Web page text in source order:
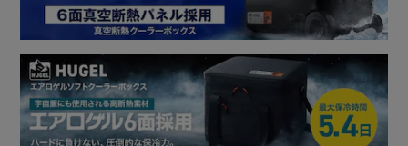
家電メーカーアイリスオーヤマだからこそ実現できた保冷力
で、冷蔵庫の技術を利用した6面すべてに真空断熱パネルを
採用しています。
真空断熱パネルと発泡ウレタンの2つの断熱材を掛け合わせ
高保冷力を実現しました。
ハンドル・ショルダーベルト付きで持ち運びがラクに、片手
が開くから機動力アップで移動もストレスフリーです。